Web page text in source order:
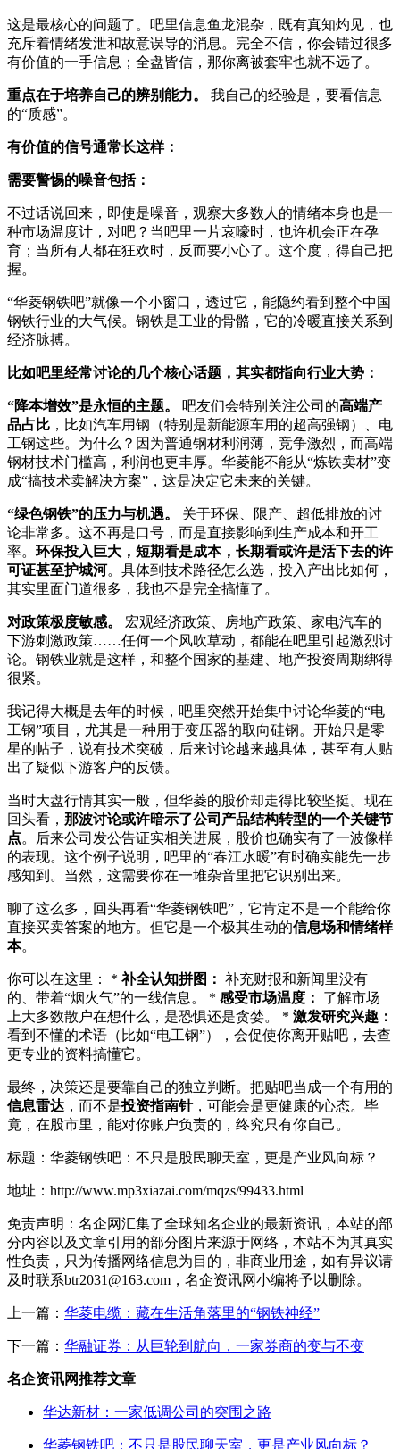
这是最核心的问题了。吧里信息鱼龙混杂，既有真知灼见，也
充斥着情绪发泄和故意误导的消息。完全不信，你会错过很多
有价值的一手信息；全盘皆信，那你离被套牢也就不远了。
重点在于培养自己的辨别能力。
我自己的经验是，要看信息
的“质感”。
有价值的信号通常长这样：
需要警惕的噪音包括：
不过话说回来，即使是噪音，观察大多数人的情绪本身也是一
种市场温度计，对吧？当吧里一片哀嚎时，也许机会正在孕
育；当所有人都在狂欢时，反而要小心了。这个度，得自己把
握。
“华菱钢铁吧”就像一个小窗口，透过它，能隐约看到整个中国
钢铁行业的大气候。钢铁是工业的骨骼，它的冷暖直接关系到
经济脉搏。
比如吧里经常讨论的几个核心话题，其实都指向行业大势：
“降本增效”是永恒的主题。 吧友们会特别关注公司的高端产
品占比 ，比如汽车用钢（特别是新能源车用的超高强钢）、电
工钢这些。为什么？因为普通钢材利润薄，竞争激烈，而高端
钢材技术门槛高，利润也更丰厚。华菱能不能从“炼铁卖材”变
成“搞技术卖解决方案”，这是决定它未来的关键。
“绿色钢铁”的压力与机遇。
关于环保、限产、超低排放的讨
论非常多。这不再是口号，而是直接影响到生产成本和开工
率。 环保投入巨大，短期看是成本，长期看或许是活下去的许
可证甚至护城河。具体到技术路径怎么选，投入产出比如何，
其实里面门道很多，我也不是完全搞懂了。
对政策极度敏感。
宏观经济政策、房地产政策、家电汽车的
下游刺激政策……任何一个风吹草动，都能在吧里引起激烈讨
论。钢铁业就是这样，和整个国家的基建、地产投资周期绑得
很紧。
我记得大概是去年的时候，吧里突然开始集中讨论华菱的“电
工钢”项目，尤其是一种用于变压器的取向硅钢。开始只是零
星的帖子，说有技术突破，后来讨论越来越具体，甚至有人贴
出了疑似下游客户的反馈。
当时大盘行情其实一般，但华菱的股价却走得比较坚挺。现在
回头看， 那波讨论或许暗示了公司产品结构转型的一个关键节
点。后来公司发公告证实相关进展，股价也确实有了一波像样
的表现。这个例子说明，吧里的“春江水暖”有时确实能先一步
感知到。当然，这需要你在一堆杂音里把它识别出来。
聊了这么多，回头再看“华菱钢铁吧”，它肯定不是一个能给你
直接买卖答案的地方。但它是一个极其生动的信息场和情绪样
本。
你可以在这里： * 补全认知拼图： 补充财报和新闻里没有
的、带着“烟火气”的一线信息。 * 感受市场温度：
了解市场
上大多数散户在想什么，是恐惧还是贪婪。 * 激发研究兴趣：
看到不懂的术语（比如“电工钢”），会促使你离开贴吧，去查
更专业的资料搞懂它。
最终，决策还是要靠自己的独立判断。把贴吧当成一个有用的
信息雷达 ，而不是投资指南针，可能会是更健康的心态。毕
竟，在股市里，能对你账户负责的，终究只有你自己。
标题：华菱钢铁吧：不只是股民聊天室，更是产业风向标？
地址：http://www.mp3xiazai.com/mqzs/99433.html
免责声明：名企网汇集了全球知名企业的最新资讯，本站的部
分内容以及文章引用的部分图片来源于网络，本站不为其真实
性负责，只为传播网络信息为目的，非商业用途，如有异议请
及时联系btr2031@163.com，名企资讯网小编将予以删除。
上一篇： 华菱电缆：藏在生活角落里的“钢铁神经”
下一篇： 华融证券：从巨轮到航向，一家券商的变与不变
名企资讯网推荐文章
华达新材：一家低调公司的突围之路
华菱钢铁吧：不只是股民聊天室，更是产业风向标？